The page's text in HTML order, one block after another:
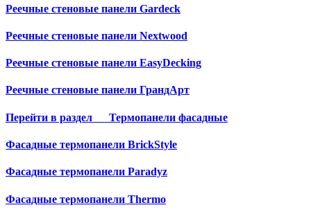
Реечные стеновые панели Gardeck
Реечные стеновые панели Nextwood
Реечные стеновые панели EasyDecking
Реечные стеновые панели ГрандАрт
Перейти в раздел Термопанели фасадные
Фасадные термопанели BrickStyle
Фасадные термопанели Paradyz
Фасадные термопанели Thermo